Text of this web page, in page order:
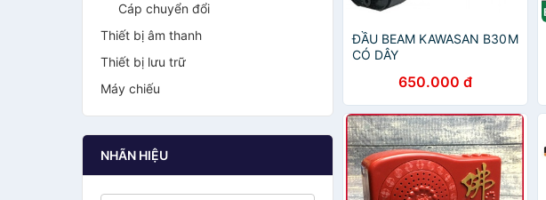
Cáp chuyển đổi
Thiết bị âm thanh
Thiết bị lưu trữ
Máy chiếu
NHÃN HIỆU
ĐẦU BEAM KAWASAN B30M
CÓ DÂY
650.000 đ